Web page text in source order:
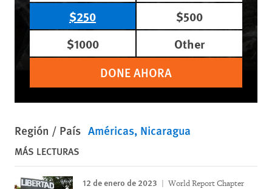
$250
$500
$1000
Other
DONE AHORA
Región / País Américas Nicaragua
MÁS LECTURAS
12 de enero de 2023 World Report Chapter